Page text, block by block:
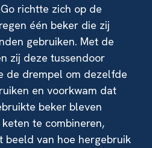
richtte zich op de
één beker die zij
gebruiken. Met de
zij deze tussendoor
de drempel om dezelfde
en voorkwam dat
beker bleven
te combineren,
beeld van hoe hergebruik